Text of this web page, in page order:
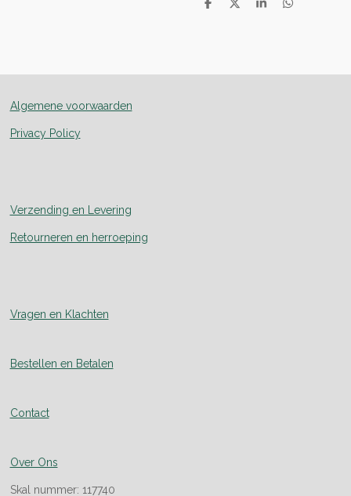
D
D
S
D
Algemene voorwaarden
Privacy Policy
Verzending en Levering
Retourneren en herroeping
Vragen en Klachten
Bestellen en Betalen
Contact
Over Ons
Skal nummer: 117740